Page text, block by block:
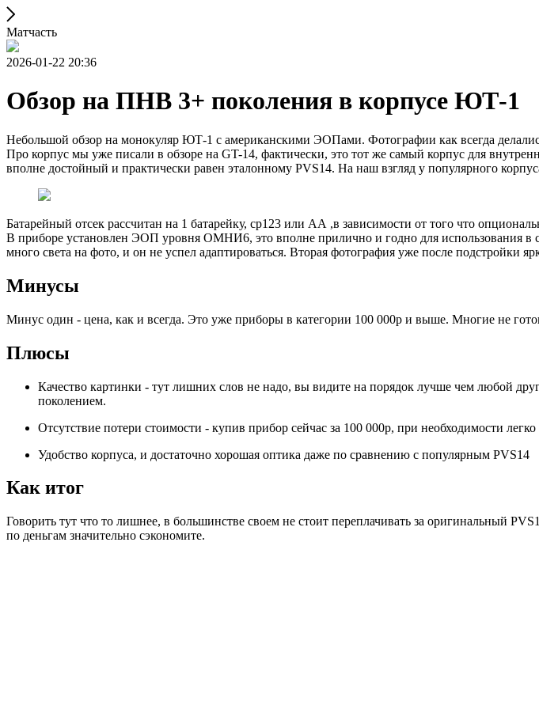
Матчасть
2026-01-22 20:36
Обзор на ПНВ 3+ поколения в корпусе ЮТ-1
Небольшой обзор на монокуляр ЮТ-1 с американскими ЭОПами. Фотографии как всегда
Про корпус мы уже писали в обзоре на GT-14, фактически, это тот же самый корпус для
вполне достойный и практически равен эталонному PVS14. На наш взгляд у популярного
Батарейный отсек рассчитан на 1 батарейку, ср123 или АА ,в зависимости от того что
В приборе установлен ЭОП уровня ОМНИ6, это вполне прилично и годно для использования в
много света на фото, и он не успел адаптироваться. Вторая фотография уже после подстройки
Минусы
Минус один - цена, как и всегда. Это уже приборы в категории 100 000р и выше. Многие не
Плюсы
Качество картинки - тут лишних слов не надо, вы видите на порядок лучше чем любой
поколением.
Отсутствие потери стоимости - купив прибор сейчас за 100 000р, при необходимости
Удобство корпуса, и достаточно хорошая оптика даже по сравнению с популярным PVS14
Как итог
Говорить тут что то лишнее, в большинстве своем не стоит переплачивать за оригинальный
по деньгам значительно сэкономите.